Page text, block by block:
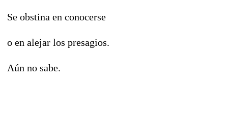
Se obstina en conocerse
o en alejar los presagios.
Aún no sabe.